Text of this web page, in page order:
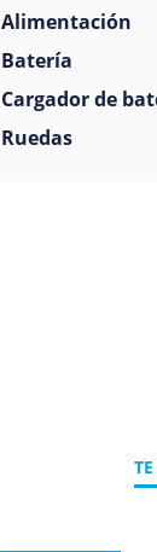
Alimentación
Batería
Cargador de
Ruedas